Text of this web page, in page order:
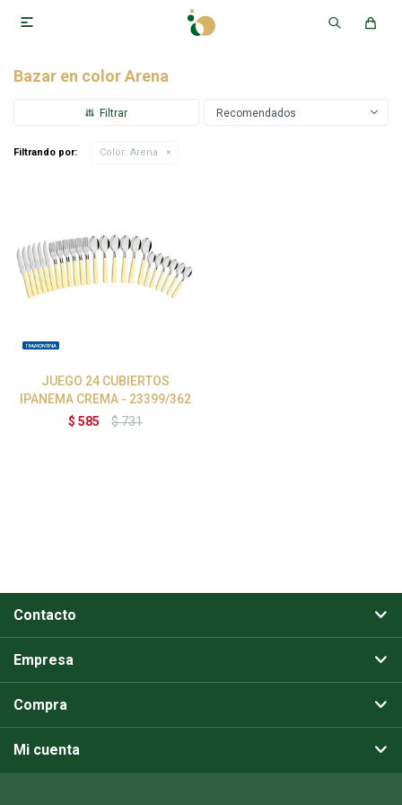

Bazar en color Arena
Recomendados
Filtrando por: Color: Arena
JUEGO 24 CUBIERTOS
IPANEMA CREMA - 23399/362
$ 585 $731
Contacto
Empresa
Compra
Mi cuenta